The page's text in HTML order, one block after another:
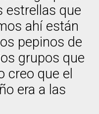
estrellas que
ahí están
pepinos de
grupos que
creo que el
era a las